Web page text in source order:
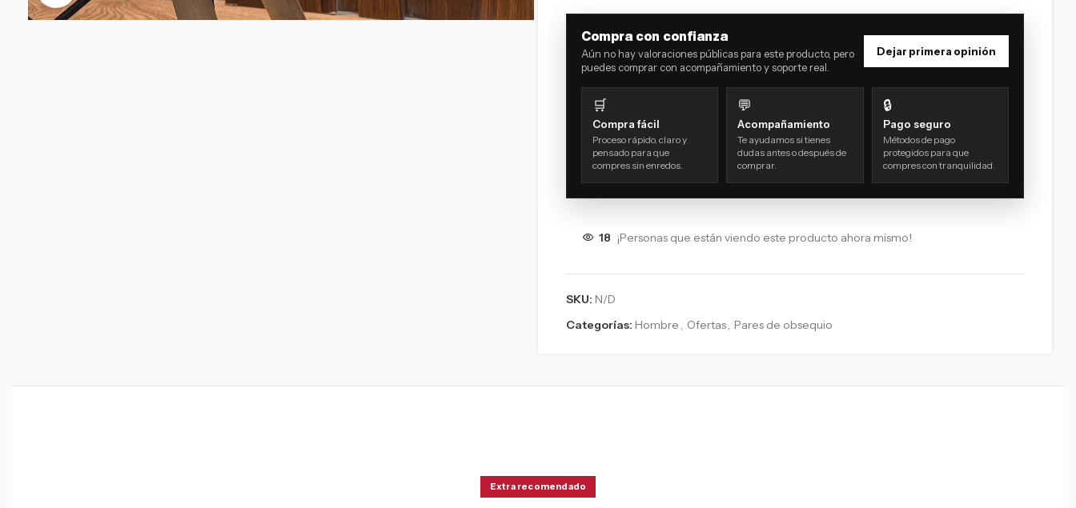
Compra con confianza
Aún no hay valoraciones públicas para este producto, pero
puedes comprar con acompañamiento y soporte real.
Dejar primera opinión
🛒
Compra fácil
Proceso rápido, claro y
pensado para que
compres sin enredos.
💬
Acompañamiento
Te ayudamos si tienes
dudas antes o después de
comprar.
🔒
Pago seguro
Métodos de pago
protegidos para que
compres con tranquilidad.
18 ¡Personas que están viendo este producto ahora mismo!
SKU: N/D
Categorías: Hombre , Ofertas, Pares de obsequio
Extra recomendado